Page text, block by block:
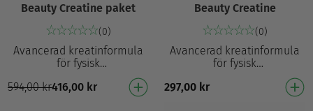
Beauty Creatine paket
(0)
Avancerad kreatinformula
för fysisk
prestationsförmåga¹, hår och
hud⁴ Ökar den fysiska
prestationsförmågan vid
594,00kr416,00 kr
Beauty Creatine
(0)
Avancerad kreatinformula
för fysisk
prestationsförmåga¹, hår och
hud⁴ Ökar den fysiska
prestationsförmågan vid
297,00 kr